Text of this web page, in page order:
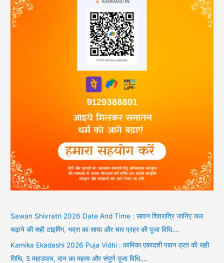
Sawan Shivratri 2026 Date And Time : सावन शिवरात्रि जानिए जल
चढ़ाने की सही टाइमिंग, भद्रा का साया और चार प्रहर की पूजा विधि….
Kamika Ekadashi 2026 Puja Vidhi : कामिका एकादशी पावन व्रत की सही
तिथि, 5 महाउपाय, दान का महत्व और संपूर्ण पूजा विधि….